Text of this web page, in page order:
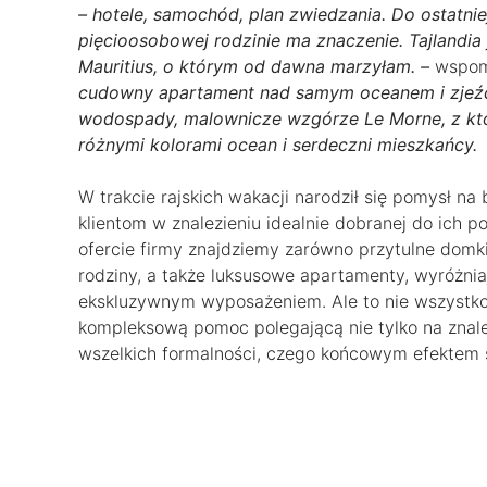
– hotele, samochód, plan zwiedzania. Do
pięcioosobowej rodzinie ma znaczenie. Tajlandia
Mauritius, o którym od dawna marzyłam. –
cudowny apartament nad samym oceanem i
wodospady, malownicze wzgórze Le Morne, z
różnymi kolorami ocean i serdeczni mieszkańcy.
W trakcie rajskich wakacji narodził się pomysł
klientom w znalezieniu idealnie dobranej do ich
ofercie firmy znajdziemy zarówno przytulne
rodziny, a także luksusowe apartamenty,
ekskluzywnym wyposażeniem. Ale to nie
kompleksową pomoc polegającą nie tylko na
wszelkich formalności, czego końcowym efektem